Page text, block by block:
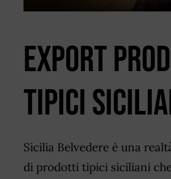
EXPORT
TIPICI
Sicilia Belvedere è una
di prodotti tipici siciliani